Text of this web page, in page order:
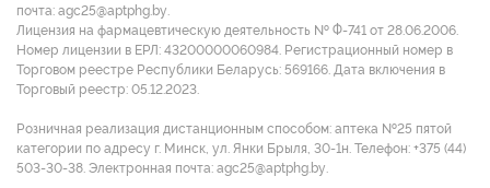
почта: agc25@aptphg.by.
Лицензия на фармацевтическую деятельность № Ф-741 от 28.06.2006.
Номер лицензии в ЕРЛ: 43200000060984. Регистрационный номер в
Торговом реестре Республики Беларусь: 569166. Дата включения в
Торговый реестр: 05.12.2023.
Розничная реализация дистанционным способом: аптека №25 пятой
категории по адресу г. Минск, ул. Янки Брыля, 30-1н. Телефон: +375 (44)
503-30-38. Электронная почта: agc25@aptphg.by.